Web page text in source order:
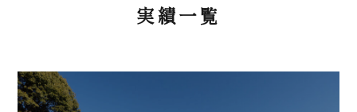
実績一覧